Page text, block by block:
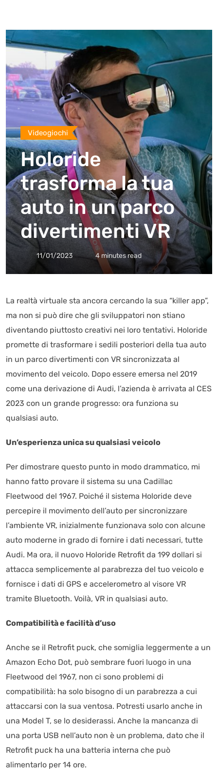
Videogiochi
Holoride
trasforma la tua
auto in un parco
divertimenti VR
11/01/2023 4 minutes read
La realtà virtuale sta ancora cercando la sua “killer app”,
ma non si può dire che gli sviluppatori non stiano
diventando piuttosto creativi nei loro tentativi. Holoride
promette di trasformare i sedili posteriori della tua auto
in un parco divertimenti con VR sincronizzata al
movimento del veicolo. Dopo essere emersa nel 2019
come una derivazione di Audi, l’azienda è arrivata al CES
2023 con un grande progresso: ora funziona su
qualsiasi auto.
Un’esperienza unica su qualsiasi veicolo
Per dimostrare questo punto in modo drammatico, mi
hanno fatto provare il sistema su una Cadillac
Fleetwood del 1967. Poiché il sistema Holoride deve
percepire il movimento dell’auto per sincronizzare
l’ambiente VR, inizialmente funzionava solo con alcune
auto moderne in grado di fornire i dati necessari, tutte
Audi. Ma ora, il nuovo Holoride Retrofit da 199 dollari si
attacca semplicemente al parabrezza del tuo veicolo e
fornisce i dati di GPS e accelerometro al visore VR
tramite Bluetooth. Voilà, VR in qualsiasi auto.
Compatibilità e facilità d’uso
Anche se il Retrofit puck, che somiglia leggermente a un
Amazon Echo Dot, può sembrare fuori luogo in una
Fleetwood del 1967, non ci sono problemi di
compatibilità: ha solo bisogno di un parabrezza a cui
attaccarsi con la sua ventosa. Potresti usarlo anche in
una Model T, se lo desiderassi. Anche la mancanza di
una porta USB nell’auto non è un problema, dato che il
Retrofit puck ha una batteria interna che può
alimentarlo per 14 ore.